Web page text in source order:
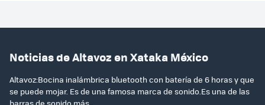
Noticias de Altavoz en Xataka México
Altavoz:Bocina inalámbrica bluetooth con batería de 6 horas y que
se puede mojar. Es de una famosa marca de sonido.Es una de las